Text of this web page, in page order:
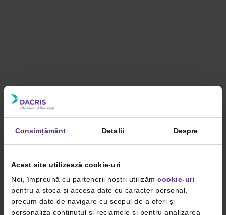
Consimțământ Detalii Despre
Acest site utilizează cookie-uri
Noi, împreună cu partenerii noștri utilizăm cookie-uri
pentru a stoca și accesa date cu caracter personal,
precum date de navigare cu scopul de a oferi și
personaliza conținutul și reclamele și pentru analizarea